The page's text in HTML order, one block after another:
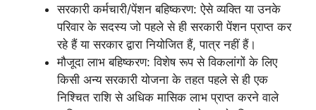
सरकारी कर्मचारी/पेंशन बहिष्करण: ऐसे व्यक्ति या उनके
परिवार के सदस्य जो पहले से ही सरकारी पेंशन प्राप्त कर
रहे हैं या सरकार द्वारा नियोजित हैं, पात्र नहीं हैं।
मौजूदा लाभ बहिष्करण: विशेष रूप से विकलांगों के लिए
किसी अन्य सरकारी योजना के तहत पहले से ही एक
निश्चित राशि से अधिक मासिक लाभ प्राप्त करने वाले